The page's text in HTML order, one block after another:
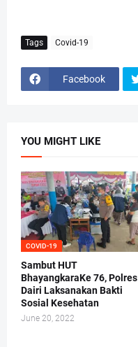
Tags Covid-19
Facebook
YOU MIGHT LIKE
COVID-19
Sambut HUT
BhayangkaraKe 76, Polres
Dairi Laksanakan Bakti
Sosial Kesehatan
June 20, 2022